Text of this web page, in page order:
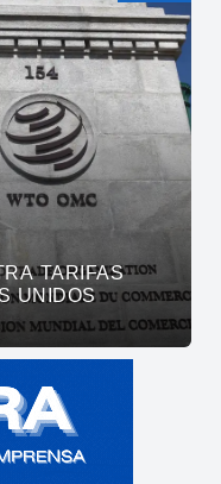
TARIFAS
UNIDOS